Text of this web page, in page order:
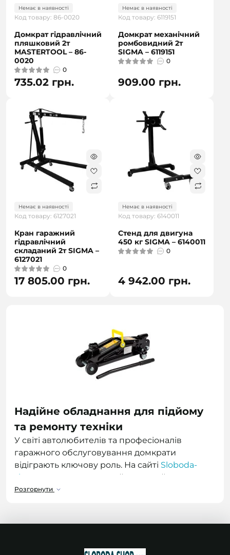
Немає в наявності
Код товару: 86-0020
Домкрат гідравлічний
пляшковий 2т
MASTERTOOL – 86-
0020
0
735.02 грн.
Немає в наявності
Код товару: 6119151
Домкрат механічний
ромбовидний 2т
SIGMA – 6119151
0
909.00 грн.
Немає в наявності
Код товару: 6127021
Кран гаражний
гідравлічний
складаний 2т SIGMA –
6127021
0
17 805.00 грн.
Немає в наявності
Код товару: 6140011
Стенд для двигуна
450 кг SIGMA – 6140011
0
4 942.00 грн.
Надійне обладнання для підйому
та ремонту техніки
У світі автолюбителів та професіоналів
гаражного обслуговування домкрати
відіграють ключову роль. На сайті Sloboda-
shop.com
представлений широкий
асортимент інструментів для підйому авто. Тут
ромбовидний домкрат з вантажопідйомністю
автомобільний підйомник за доступною
Розгорнути